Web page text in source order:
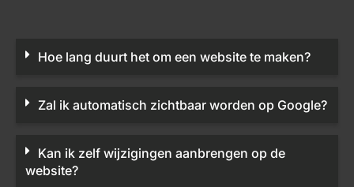
Hoe lang duurt het om een website te maken?
Zal ik automatisch zichtbaar worden op Google?
Kan ik zelf wijzigingen aanbrengen op de
website?